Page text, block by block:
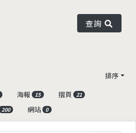
查詢
排序
海報 15 摺頁 21
200 網站 0